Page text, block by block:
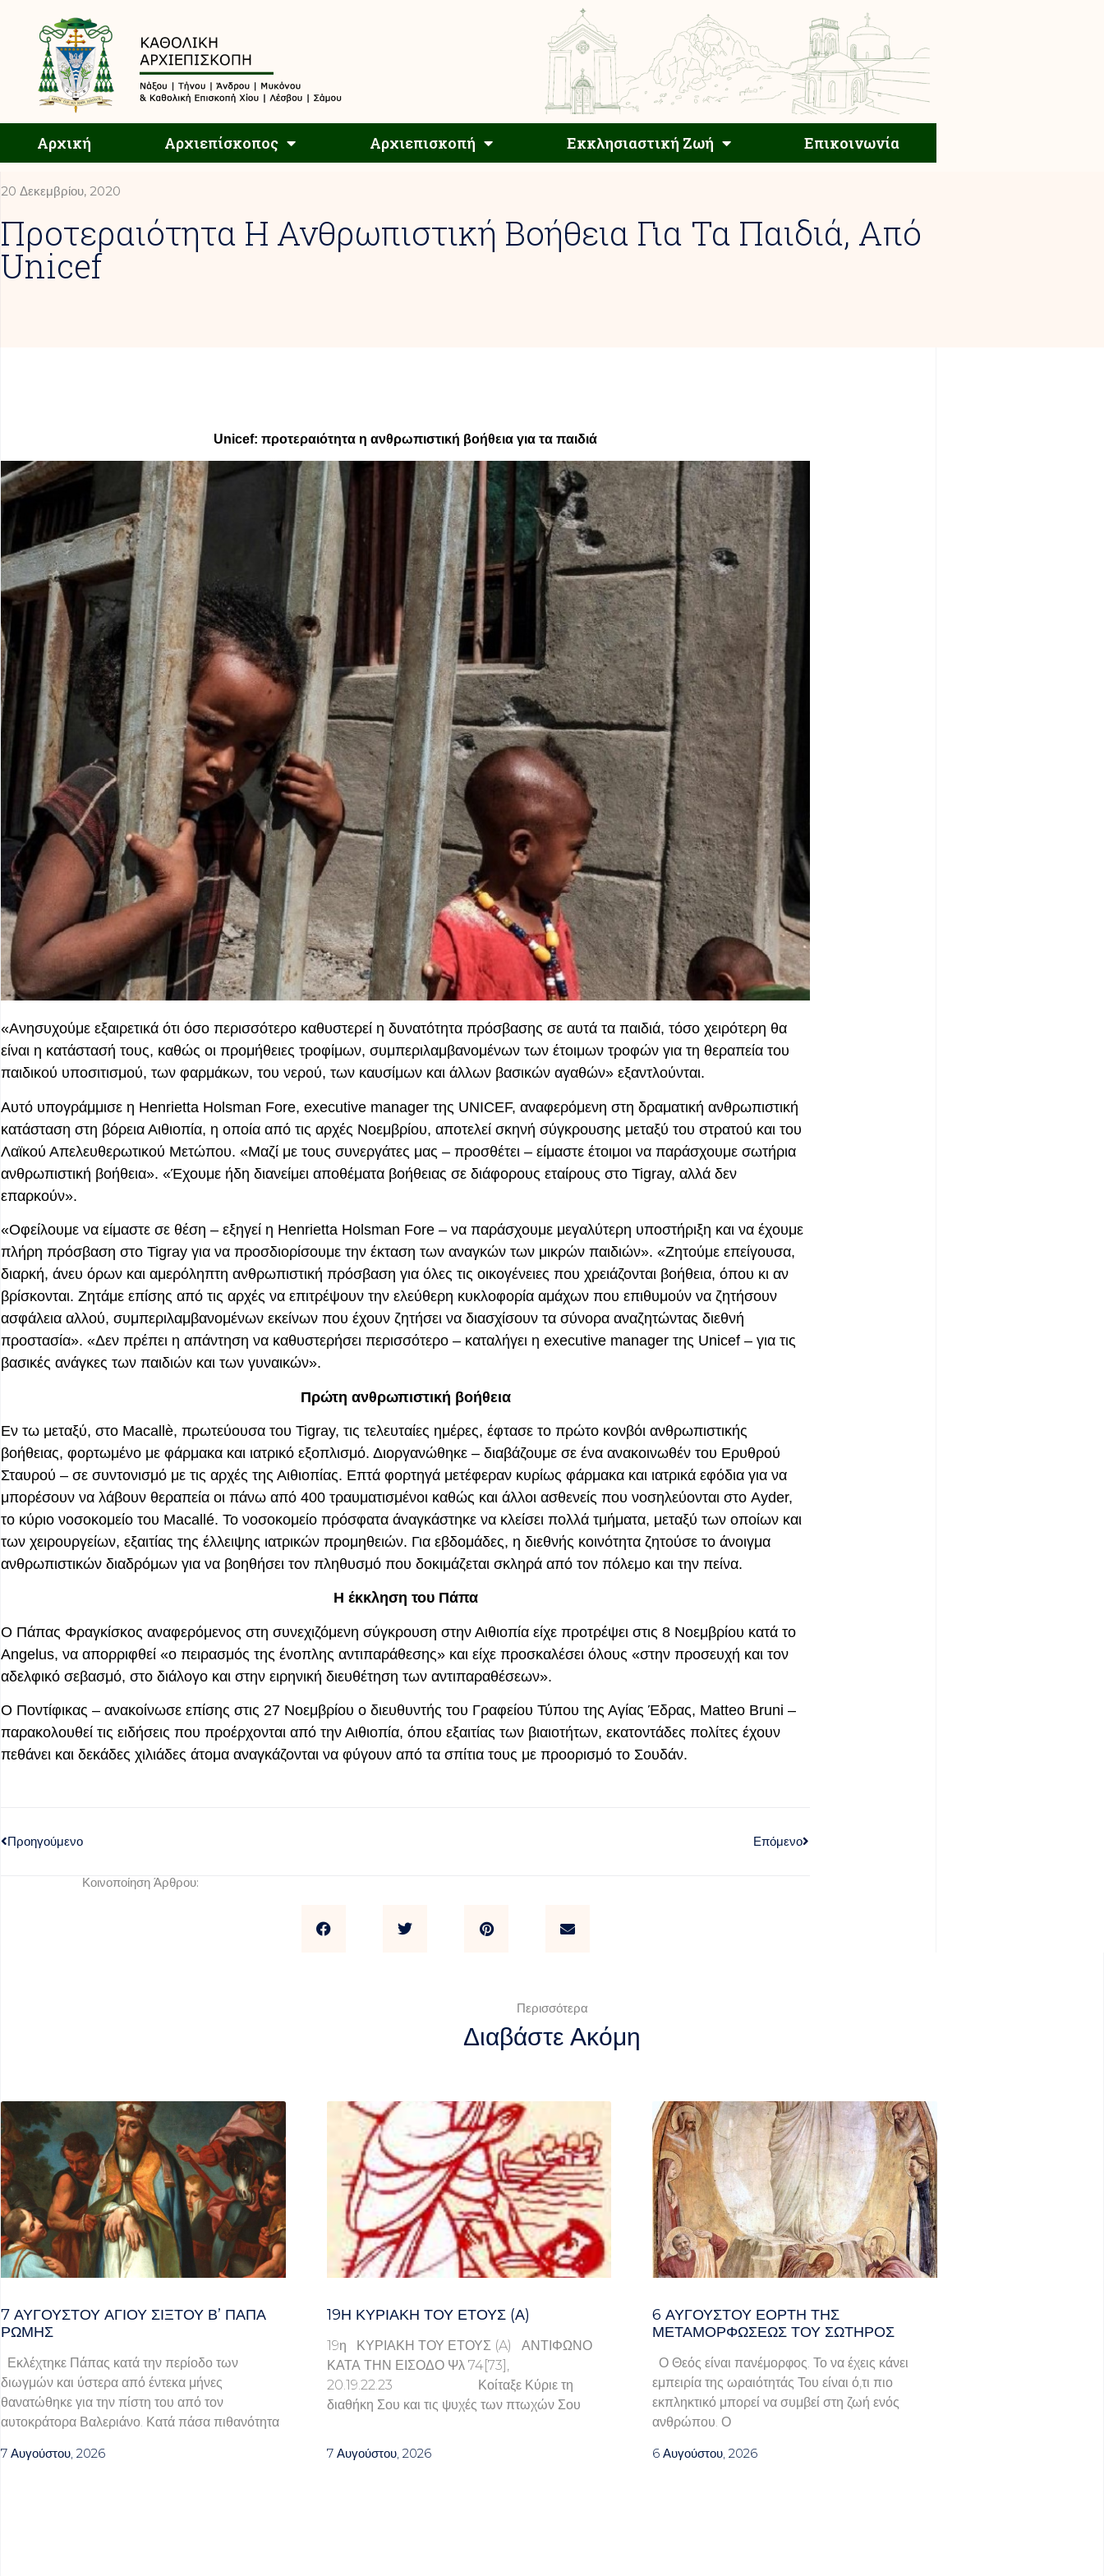
Αρχική Αρχιεπίσκοπος Αρχιεπισκοπή Εκκλησιαστική Ζωή Επικοινωνία
Αρχιεπισκοπή Εκκλησιαστική Ζωή Επικοινωνία
20 Δεκεμβρίου, 2020
Προτεραιότητα Η Ανθρωπιστική Βοήθεια Για Τα Παιδιά, Από
Unicef
Unicef: προτεραιότητα η ανθρωπιστική βοήθεια για τα παιδιά
«Ανησυχούμε εξαιρετικά ότι όσο περισσότερο καθυστερεί η δυνατότητα πρόσβασης σε αυτά τα παιδιά, τόσο χειρότερη θα
είναι η κατάστασή τους, καθώς οι προμήθειες τροφίμων, συμπεριλαμβανομένων των έτοιμων τροφών για τη θεραπεία του
παιδικού υποσιτισμού, των φαρμάκων, του νερού, των καυσίμων και άλλων βασικών αγαθών» εξαντλούνται.
Αυτό υπογράμμισε η Henrietta Holsman Fore, executive manager της UNICEF, αναφερόμενη στη δραματική ανθρωπιστική
κατάσταση στη βόρεια Αιθιοπία, η οποία από τις αρχές Νοεμβρίου, αποτελεί σκηνή σύγκρουσης μεταξύ του στρατού και του
Λαϊκού Απελευθερωτικού Μετώπου. «Μαζί με τους συνεργάτες μας – προσθέτει – είμαστε έτοιμοι να παράσχουμε σωτήρια
ανθρωπιστική βοήθεια». «Έχουμε ήδη διανείμει αποθέματα βοήθειας σε διάφορους εταίρους στο Tigray, αλλά δεν
επαρκούν».
«Οφείλουμε να είμαστε σε θέση – εξηγεί η Henrietta Holsman Fore – να παράσχουμε μεγαλύτερη υποστήριξη και να έχουμε
πλήρη πρόσβαση στο Tigray για να προσδιορίσουμε την έκταση των αναγκών των μικρών παιδιών». «Ζητούμε επείγουσα,
διαρκή, άνευ όρων και αμερόληπτη ανθρωπιστική πρόσβαση για όλες τις οικογένειες που χρειάζονται βοήθεια, όπου κι αν
βρίσκονται. Ζητάμε επίσης από τις αρχές να επιτρέψουν την ελεύθερη κυκλοφορία αμάχων που επιθυμούν να ζητήσουν
ασφάλεια αλλού, συμπεριλαμβανομένων εκείνων που έχουν ζητήσει να διασχίσουν τα σύνορα αναζητώντας διεθνή
προστασία». «Δεν πρέπει η απάντηση να καθυστερήσει περισσότερο – καταλήγει η executive manager της Unicef – για τις
βασικές ανάγκες των παιδιών και των γυναικών».
Πρώτη ανθρωπιστική βοήθεια
Εν τω μεταξύ, στο Macallè, πρωτεύουσα του Tigray, τις τελευταίες ημέρες, έφτασε το πρώτο κονβόι ανθρωπιστικής
βοήθειας, φορτωμένο με φάρμακα και ιατρικό εξοπλισμό. Διοργανώθηκε – διαβάζουμε σε ένα ανακοινωθέν του Ερυθρού
Σταυρού – σε συντονισμό με τις αρχές της Αιθιοπίας. Επτά φορτηγά μετέφεραν κυρίως φάρμακα και ιατρικά εφόδια για να
μπορέσουν να λάβουν θεραπεία οι πάνω από 400 τραυματισμένοι καθώς και άλλοι ασθενείς που νοσηλεύονται στο Ayder,
το κύριο νοσοκομείο του Macallé. Το νοσοκομείο πρόσφατα άναγκάστηκε να κλείσει πολλά τμήματα, μεταξύ των οποίων και
των χειρουργείων, εξαιτίας της έλλειψης ιατρικών προμηθειών. Για εβδομάδες, η διεθνής κοινότητα ζητούσε το άνοιγμα
ανθρωπιστικών διαδρόμων για να βοηθήσει τον πληθυσμό που δοκιμάζεται σκληρά από τον πόλεμο και την πείνα.
Η έκκληση του Πάπα
Ο Πάπας Φραγκίσκος αναφερόμενος στη συνεχιζόμενη σύγκρουση στην Αιθιοπία είχε προτρέψει στις 8 Νοεμβρίου κατά το
Angelus, να απορριφθεί «ο πειρασμός της ένοπλης αντιπαράθεσης» και είχε προσκαλέσει όλους «στην προσευχή και τον
αδελφικό σεβασμό, στο διάλογο και στην ειρηνική διευθέτηση των αντιπαραθέσεων».
Ο Ποντίφικας – ανακοίνωσε επίσης στις 27 Νοεμβρίου ο διευθυντής του Γραφείου Τύπου της Αγίας Έδρας, Matteo Bruni –
παρακολουθεί τις ειδήσεις που προέρχονται από την Αιθιοπία, όπου εξαιτίας των βιαιοτήτων, εκατοντάδες πολίτες έχουν
πεθάνει και δεκάδες χιλιάδες άτομα αναγκάζονται να φύγουν από τα σπίτια τους με προορισμό το Σουδάν.
Προηγούμενο Επόμενο
Κοινοποίηση Άρθρου:
Περισσότερα
Διαβάστε Ακόμη
7 ΑΥΓΟΥΣΤΟΥ ΑΓΙΟΥ ΣΙΞΤΟΥ Β’ ΠΑΠΑ
ΡΩΜΗΣ
Εκλέχτηκε Πάπας κατά την περίοδο των
διωγμών και ύστερα από έντεκα μήνες
θανατώθηκε για την πίστη του από τον
αυτοκράτορα Βαλεριάνο. Κατά πάσα πιθανότητα
7 Αυγούστου, 2026
19Η ΚΥΡΙΑΚΉ ΤΟΥ ΈΤΟΥΣ (Α)
19η ΚΥΡΙΑΚΗ ΤΟΥ ΕΤΟΥΣ (A) ΑΝΤΙΦΩΝΟ
ΚΑΤΑ ΤΗΝ ΕΙΣΟΔΟ Ψλ 74[73],
20.19.22.23 Κοίταξε Κύριε τη
διαθήκη Σου και τις ψυχές των πτωχών Σου
7 Αυγούστου, 2026
6 ΑΥΓΟΥΣΤΟΥ ΕΟΡΤΗ ΤΗΣ
ΜΕΤΑΜΟΡΦΩΣΕΩΣ ΤΟΥ ΣΩΤΗΡΟΣ
Ο Θεός είναι πανέμορφος. Το να έχεις κάνει
εμπειρία της ωραιότητάς Του είναι ό,τι πιο
εκπληκτικό μπορεί να συμβεί στη ζωή ενός
ανθρώπου. Ο
6 Αυγούστου, 2026